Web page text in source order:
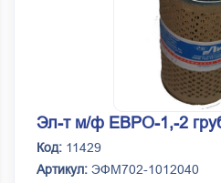
Эл-т м/ф ЕВРО-1,-2
Код: 11429
Артикул: ЭФМ702-1012040